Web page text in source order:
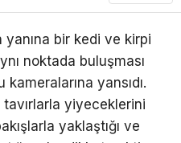
yanına bir kedi ve kirpi
noktada buluşması
yansıdı.
yiyeceklerini
yaklaştığı ve